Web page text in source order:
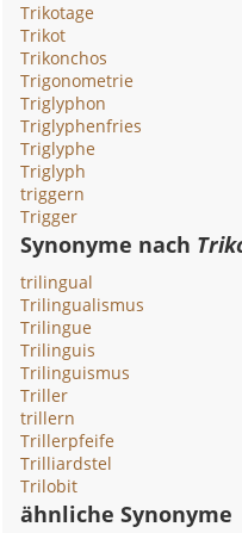
Trikotage
Trikot
Trikonchos
Trigonometrie
Triglyphon
Triglyphenfries
Triglyphe
Triglyph
triggern
Trigger
Synonyme nach
trilingual
Trilingualismus
Trilingue
Trilinguis
Trilinguismus
Triller
trillern
Trillerpfeife
Trilliardstel
Trilobit
ähnliche Synonyme